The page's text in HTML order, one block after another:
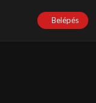
Belépés